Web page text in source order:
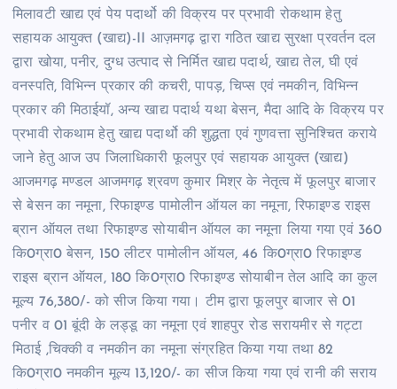
मिलावटी खाद्य एवं पेय पदार्थो की विक्रय पर प्रभावी रोकथाम हेतु
सहायक आयुक्त (खाद्य)-II आज़मगढ़ द्वारा गठित खाद्य सुरक्षा प्रवर्तन दल
द्वारा खोया, पनीर, दुग्ध उत्पाद से निर्मित खाद्य पदार्थ, खाद्य तेल, घी एवं
वनस्पति, विभिन्न प्रकार की कचरी, पापड़, चिप्स एवं नमकीन, विभिन्न
प्रकार की मिठाईयॉ, अन्य खाद्य पदार्थ यथा बेसन, मैदा आदि के विक्रय पर
प्रभावी रोकथाम हेतु खाद्य पदार्थो की शुद्धता एवं गुणवत्ता सुनिश्चित कराये
जाने हेतु आज उप जिलाधिकारी फूलपुर एवं सहायक आयुक्त (खाद्य)
आजमगढ़ मण्डल आजमगढ़ श्रवण कुमार मिश्र के नेतृत्व में फूलपुर बाजार
से बेसन का नमूना, रिफाइण्ड पामोलीन ऑयल का नमूना, रिफाइण्ड राइस
ब्रान ऑयल तथा रिफाइण्ड सोयाबीन ऑयल का नमूना लिया गया एवं 360
कि0ग्रा0 बेसन, 150 लीटर पामोलीन ऑयल, 46 कि0ग्रा0 रिफाइण्ड
राइस ब्रान ऑयल, 180 कि0ग्रा0 रिफाइण्ड सोयाबीन तेल आदि का कुल
मूल्य 76,380/- को सीज किया गया। टीम द्वारा फूलपुर बाजार से 01
पनीर व 01 बूंदी के लड्डू का नमूना एवं शाहपुर रोड सरायमीर से गट्टा
मिठाई ,चिक्की व नमकीन का नमूना संग्रहित किया गया तथा 82
कि0ग्रा0 नमकीन मूल्य 13,120/- का सीज किया गया एवं रानी की सराय